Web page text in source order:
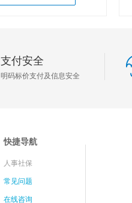
支付安全
明码标价支付及信息安全
快捷导航
人事社保
常见问题
在线咨询